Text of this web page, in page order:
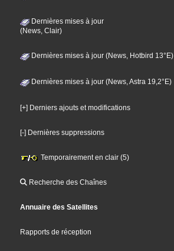
Dernières mises à jour
(News, Clair)
Dernières mises à jour (News, Hotbird 13°E)
Dernières mises à jour (News, Astra 19,2°E)
[+] Derniers ajouts et modifications
[-] Dernières suppressions
Temporairement en clair (5)
Recherche des Chaînes
Annuaire des Satellites
Rapports de réception